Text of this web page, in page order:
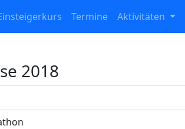
Termine Aktivitäten
2018